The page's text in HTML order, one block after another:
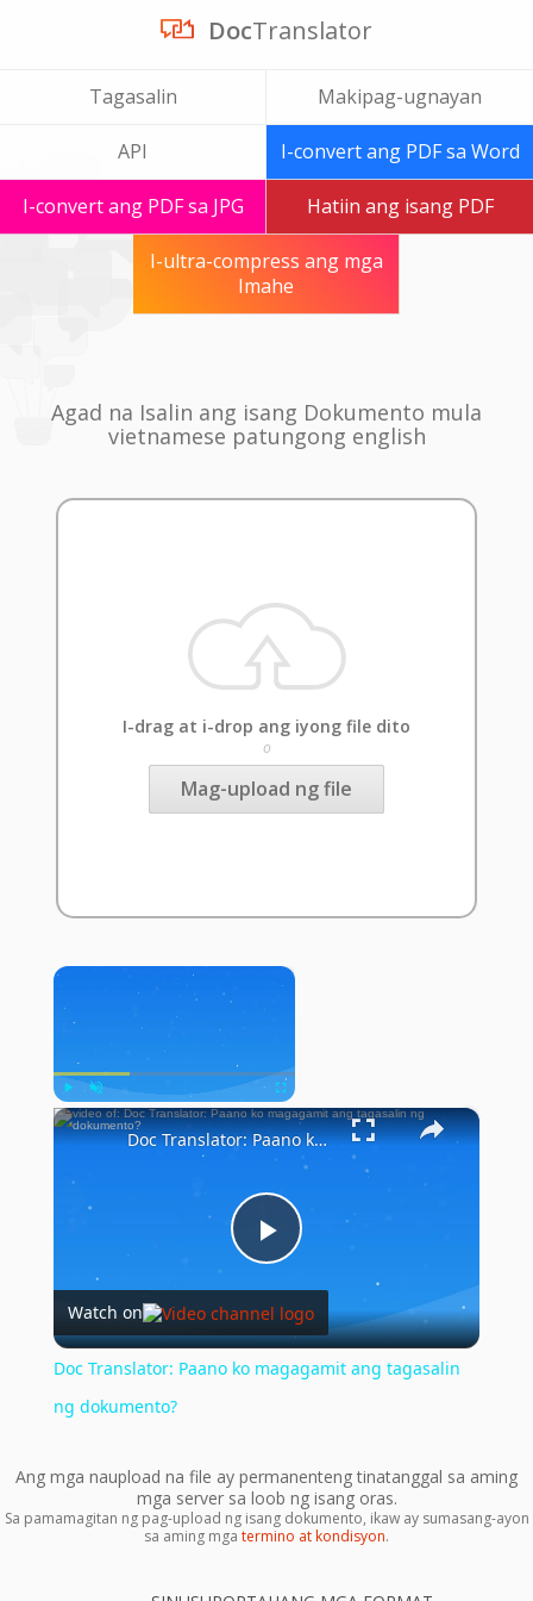
DocTranslator
Tagasalin Makipag-ugnayan
API I-convert ang PDF sa Word
I-convert ang PDF sa JPG Hatiin ang isang PDF
I-ultra-compress ang mga
Imahe
Agad na Isalin ang isang Dokumento mula
vietnamese patungong english
I-drag at i-drop ang iyong file dito
o
Mag-upload ng file
×
Play Unmute Fullscreen ×
Play
Video
Doc Translator: Paano ko magagamit ang tagasalin ng dokumento?
Watch on
Doc Translator: Paano ko magagamit ang tagasalin
ng dokumento?
Ang mga naupload na file ay permanenteng tinatanggal sa aming
mga server sa loob ng isang oras.
Sa pamamagitan ng pag-upload ng isang dokumento, ikaw ay sumasang-ayon
sa aming mga termino at kondisyon.